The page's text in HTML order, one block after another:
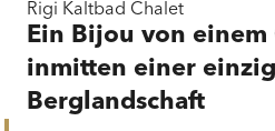
Rigi Kaltbad Chalet
Ein Bijou von einem
inmitten einer
Berglandschaft